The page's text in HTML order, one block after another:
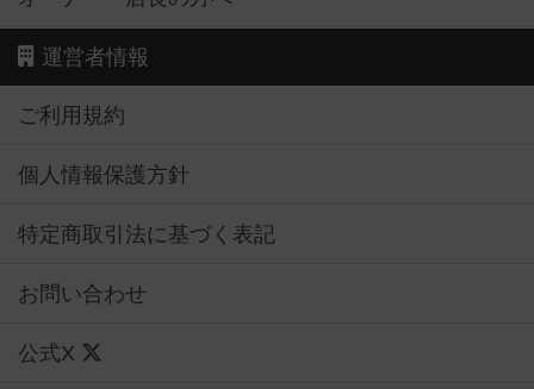
運営者情報
ご利用規約
個人情報保護方針
特定商取引法に基づく表記
お問い合わせ
公式X